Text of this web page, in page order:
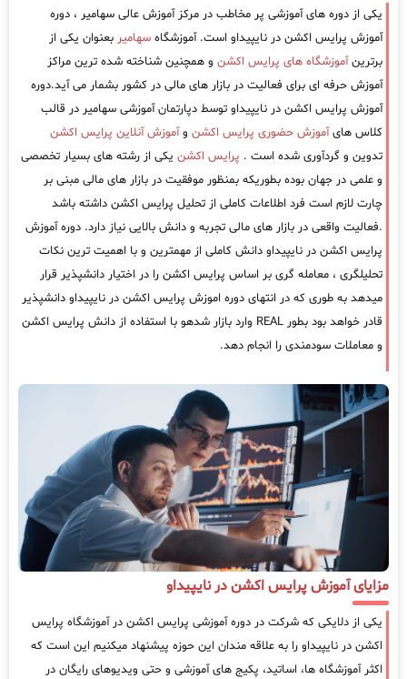
یکی از دوره های آموزشی پر مخاطب در مرکز آموزش عالی سهامیر ، دوره
آموزش پرایس اکشن در نایپیداو است. آموزشگاه سهامیر بعنوان یکی از
برترینآموزشگاه های پرایس اکشن و همچنین شناخته شده ترین مراکز
آموزش حرفه ای برای فعالیت در بازار های مالی در کشور بشمار می آید.دوره
آموزش پرایس اکشن در نایپیداو توسط دپارتمان آموزشی سهامیر در قالب
کلاس هایآموزش حضوری پرایس اکشن وآموزش آنلاین پرایس اکشن
تدوین و گردآوری شده است . پرایس اکشن یکی از رشته های بسیار تخصصی
و علمی در جهان بوده بطوریکه بمنظور موفقیت در بازار های مالی مبنی بر
چارت لازم است فرد اطلاعات کاملی از تحلیل پرایس اکشن داشته باشد
.فعالیت واقعی در بازار های مالی تجربه و دانش بالایی نیاز دارد. دوره آموزش
پرایس اکشن در نایپیداو دانش کاملی از مهمترین و با اهمیت ترین نکات
تحلیلگری ، معامله گری بر اساس پرایس اکشن را در اختیار دانشپذیر قرار
میدهد به طوری که در انتهای دوره اموزش پرایس اکشن در نایپیداو دانشپذیر
قادر خواهد بود بطور REAL وارد بازار شدهو با استفاده از دانش پرایس اکشن
و معاملات سودمندی را انجام دهد.
مزایای آموزش پرایس اکشن در نایپیداو
یکی از دلایکی که شرکت در دوره آموزشی پرایس اکشن در آموزشگاه پرایس
اکشن در نایپیداو را به علاقه مندان این حوزه پیشنهاد میکنیم این است که
اکثر آموزشگاه ها، اساتید، پکیج های آموزشی و حتی ویدیوهای رایگان در